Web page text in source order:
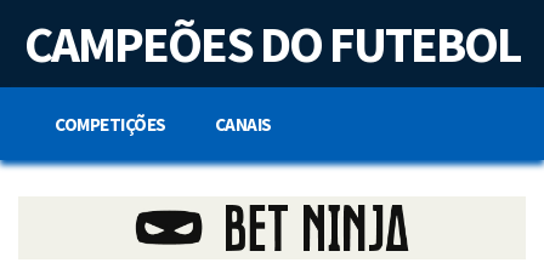
t
n
CAMPEÕES DO FUTEBOL
COMPETIÇÕES CANAIS